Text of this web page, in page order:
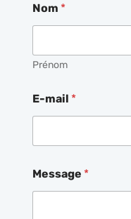
Nom *
Prénom
E-mail *
Message *